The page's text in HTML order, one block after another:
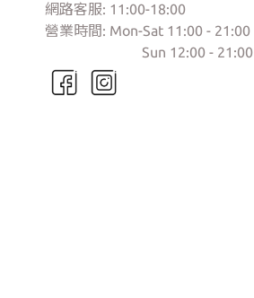
網路客服: 11:00-18:00
營業時間: Mon-Sat 11:00 - 21:00
Sun 12:00 - 21:00